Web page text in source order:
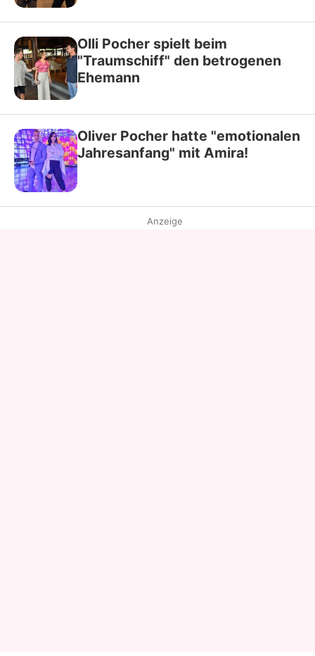
Olli Pocher spielt beim
"Traumschiff" den betrogenen
Ehemann
Oliver Pocher hatte "emotionalen
Jahresanfang" mit Amira!
Anzeige